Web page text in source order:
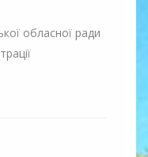
обласної ради